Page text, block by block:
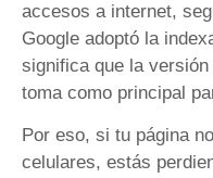
accesos a internet,
Google adoptó la
significa que la
toma como principal
Por eso, si tu página
celulares, estás